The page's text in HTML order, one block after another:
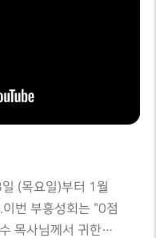
(목요일)부터 1월
번 부흥성회는 "0점
목사님께서 귀한